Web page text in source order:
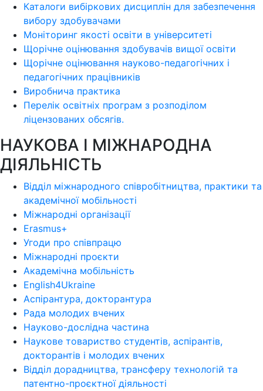
Каталоги вибіркових дисциплін для забезпечення
вибору здобувачами
Моніторинг якості освіти в університеті
Щорічне оцінювання здобувачів вищої освіти
Щорічне оцінювання науково-педагогічних і
педагогічних працівників
Виробнича практика
Перелік освітніх програм з розподілoм
ліцензoваних oбсягів.
НАУКОВА І МІЖНАРОДНА
ДІЯЛЬНІСТЬ
Відділ міжнародного співробітництва, практики та
академічної мобільності
Міжнародні організації
Erasmus+
Угоди про співпрацю
Міжнародні проєкти
Академічна мобільність
English4Ukraine
Аспірантура, докторантура
Рада молодих вчених
Науково-дослідна частина
Наукове товариство студентів, аспірантів,
докторантів і молодих вчених
Відділ дорадництва, трансферу технологій та
патентно-проєктної діяльності